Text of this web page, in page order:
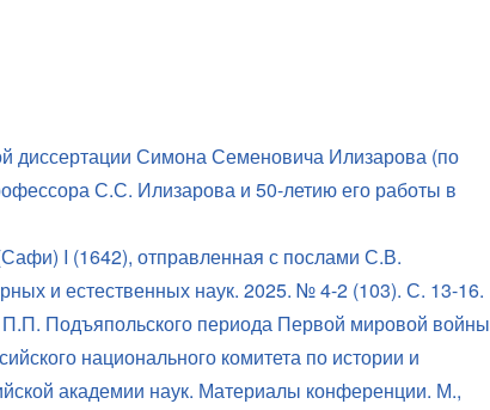
диссертации Симона Семеновича Илизарова (по
С.С. Илизарова и 50-летию его работы в
I (1642), отправленная с послами С.В.
и естественных наук. 2025. № 4-2 (103). С. 13-16.
Подъяпольского периода Первой мировой войны
национального комитета по истории и
академии наук. Материалы конференции. М.,